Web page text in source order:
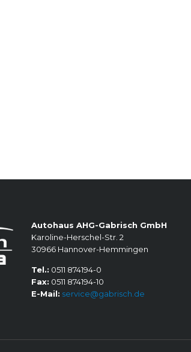
Autohaus AHG-Gabrisch GmbH
Karoline-Herschel-Str. 2
30966 Hannover-Hemmingen
Tel.: 0511 874194-0
Fax: 0511 874194-10
E-Mail: service@gabrisch.de